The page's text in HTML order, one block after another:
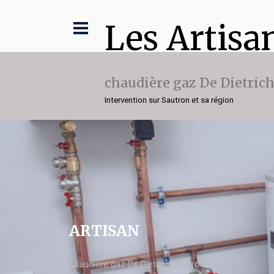
Les
chaudière gaz De Dietrich
Intervention sur Sautron et sa région
ARTISAN
chaudière gaz De Dietrich Sautron